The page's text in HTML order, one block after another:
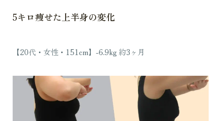
5キロ痩せた上半身の変化
【20代・女性・151cm】-6.9kg 約3ヶ月